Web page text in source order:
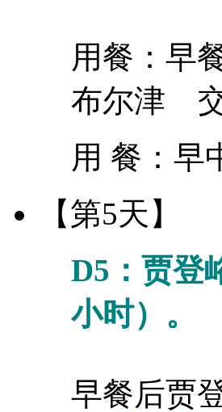
用餐：早
布尔津
用 餐：
【第5天】
D5： 贾登
小
早餐后贾